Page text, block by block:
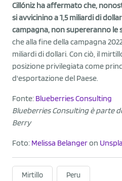
Cillóniz ha affermato che,
si avvicinino a 1,5 miliardi di
campagna, non supereranno le
che alla fine della campagna
miliardi di dollari. Con ciò, il
posizione privilegiata come
d'esportazione del Paese.
Fonte: Blueberries Consulting
Blueberries Consulting è parte
Berry
Foto: Melissa Belangeron
Mirtillo Peru